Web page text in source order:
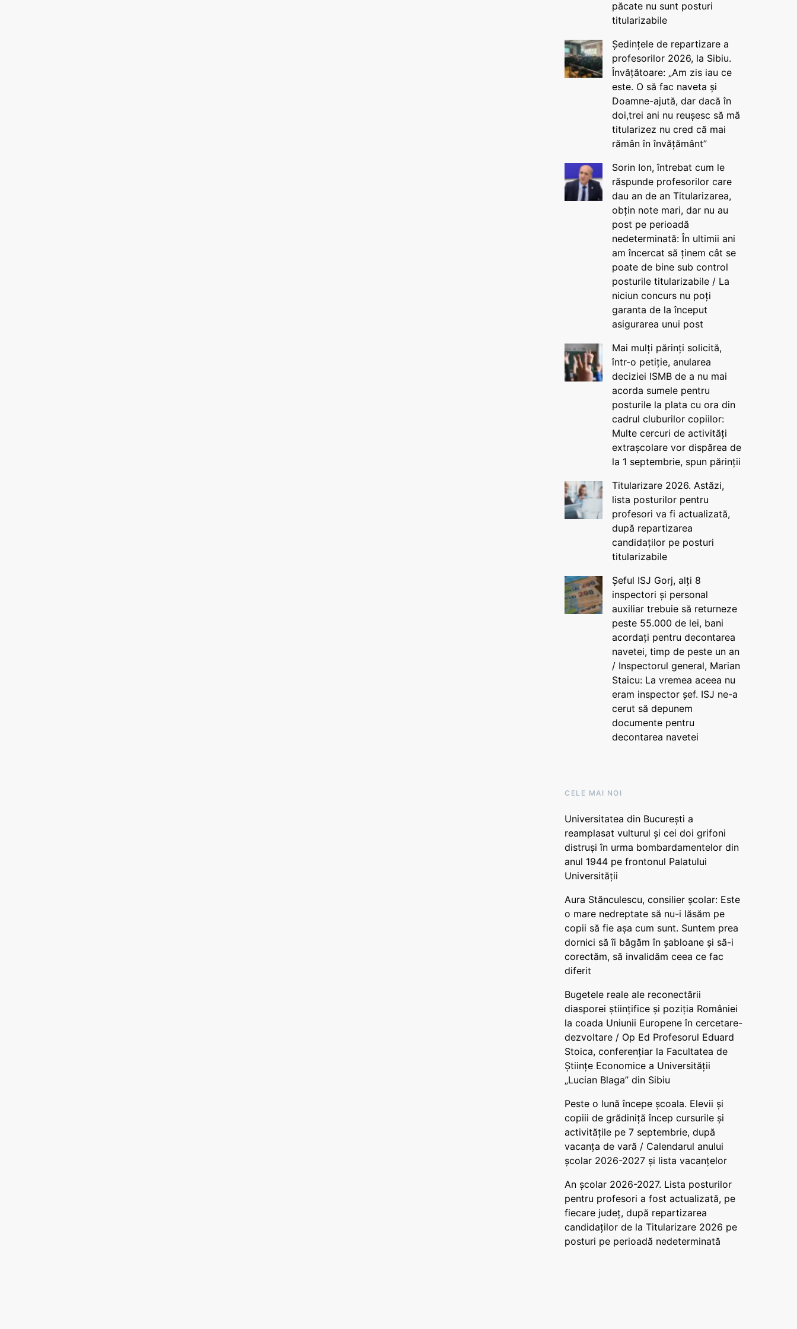
păcate nu sunt posturi
titularizabile
Ședințele de repartizare a
profesorilor 2026, la Sibiu.
Învățătoare: „Am zis iau ce
este. O să fac naveta și
Doamne-ajută, dar dacă în
doi,trei ani nu reușesc să mă
titularizez nu cred că mai
rămân în învățământ”
Sorin Ion, întrebat cum le
răspunde profesorilor care
dau an de an Titularizarea,
obțin note mari, dar nu au
post pe perioadă
nedeterminată: În ultimii ani
am încercat să ținem cât se
poate de bine sub control
posturile titularizabile / La
niciun concurs nu poți
garanta de la început
asigurarea unui post
Mai mulți părinți solicită,
într-o petiție, anularea
deciziei ISMB de a nu mai
acorda sumele pentru
posturile la plata cu ora din
cadrul cluburilor copiilor:
Multe cercuri de activități
extrașcolare vor dispărea de
la 1 septembrie, spun părinții
Titularizare 2026. Astăzi,
lista posturilor pentru
profesori va fi actualizată,
după repartizarea
candidaților pe posturi
titularizabile
Șeful ISJ Gorj, alți 8
inspectori și personal
auxiliar trebuie să returneze
peste 55.000 de lei, bani
acordați pentru decontarea
navetei, timp de peste un an
/ Inspectorul general, Marian
Staicu: La vremea aceea nu
eram inspector șef. ISJ ne-a
cerut să depunem
documente pentru
decontarea navetei
CELE MAI NOI
Universitatea din București a
reamplasat vulturul și cei doi grifoni
distruși în urma bombardamentelor din
anul 1944 pe frontonul Palatului
Universității
Aura Stănculescu, consilier școlar: Este
o mare nedreptate să nu-i lăsăm pe
copii să fie așa cum sunt. Suntem prea
dornici să îi băgăm în șabloane și să-i
corectăm, să invalidăm ceea ce fac
diferit
Bugetele reale ale reconectării
diasporei științifice și poziția României
la coada Uniunii Europene în cercetare-
dezvoltare / Op Ed Profesorul Eduard
Stoica, conferențiar la Facultatea de
Științe Economice a Universității
„Lucian Blaga” din Sibiu
Peste o lună începe școala. Elevii și
copiii de grădiniță încep cursurile și
activitățile pe 7 septembrie, după
vacanța de vară / Calendarul anului
școlar 2026-2027 și lista vacanțelor
An școlar 2026-2027. Lista posturilor
pentru profesori a fost actualizată, pe
fiecare județ, după repartizarea
candidaților de la Titularizare 2026 pe
posturi pe perioadă nedeterminată